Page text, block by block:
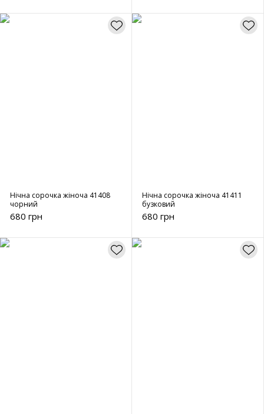
Нічна сорочка жіноча 41408
чорний
680 грн
Нічна сорочка жіноча 41411
бузковий
680 грн